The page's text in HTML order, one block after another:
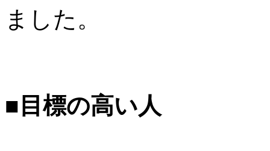
ました。
■目標の高い人